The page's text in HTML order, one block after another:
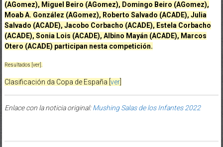
(AGomez), Miguel Beiro (AGomez), Domingo Beiro (AGomez),
Moab A. González (AGomez), Roberto Salvado (ACADE), Julia
Salvado (ACADE), Jacobo Corbacho (ACADE), Estela Corbacho
(ACADE), Sonia Lois (ACADE), Albino Mayán (ACADE), Marcos
Otero (ACADE) participan nesta competición.
Resultados [ver] .
Clasificación da Copa de España [ ver]
Enlace con la noticia original:Mushing Salas de los Infantes 2022